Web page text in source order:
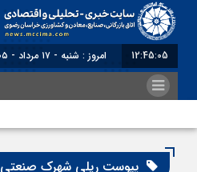
12:45:06 امروز : شنبه - ۱۷ مرداد - ۱۴۰۵
پیوست ریلی شهرک صنعتی